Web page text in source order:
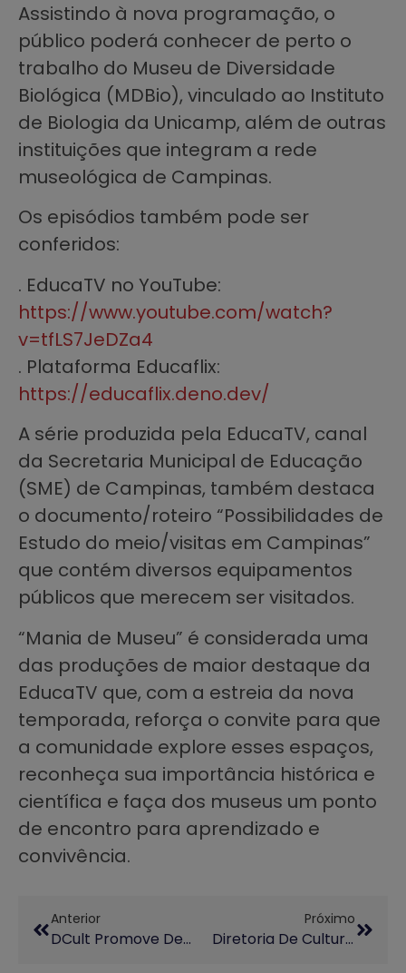
Assistindo à nova programação, o
público poderá conhecer de perto o
trabalho do Museu de Diversidade
Biológica (MDBio), vinculado ao Instituto
de Biologia da Unicamp, além de outras
instituições que integram a rede
museológica de Campinas.
Os episódios também pode ser
conferidos:
. EducaTV no YouTube:
https://www.youtube.com/watch?
v=tfLS7JeDZa4
. Plataforma Educaflix:
https://educaflix.deno.dev/
A série produzida pela EducaTV, canal
da Secretaria Municipal de Educação
(SME) de Campinas, também destaca
o documento/roteiro “Possibilidades de
Estudo do meio/visitas em Campinas”
que contém diversos equipamentos
públicos que merecem ser visitados.
“Mania de Museu” é considerada uma
das produções de maior destaque da
EducaTV que, com a estreia da nova
temporada, reforça o convite para que
a comunidade explore esses espaços,
reconheça sua importância histórica e
científica e faça dos museus um ponto
de encontro para aprendizado e
convivência.
Anterior
DCult Promove Debate Sobre O Documentário “Ecos Do Teatro Experimental Do Negro” No IFCH
Próximo
Diretoria De Cultura Da Unicamp Divulga Programação Completa Para Setembro